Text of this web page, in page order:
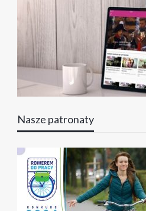
Nasze patronaty